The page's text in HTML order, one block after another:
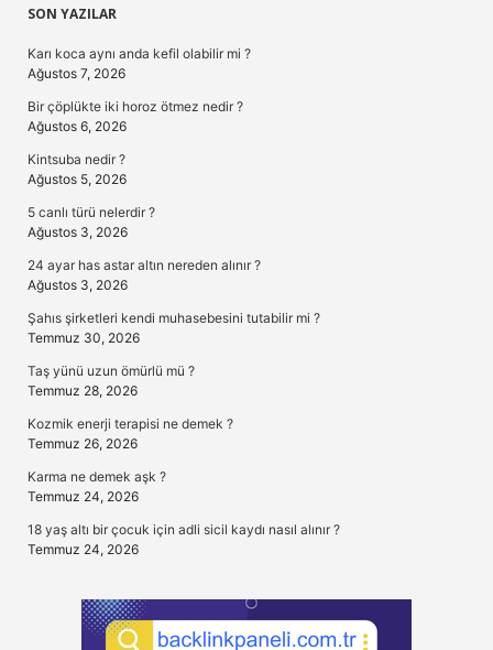
Sidebar
SON YAZILAR
Karı koca aynı anda kefil olabilir mi ?
Ağustos 7, 2026
Bir çöplükte iki horoz ötmez nedir ?
Ağustos 6, 2026
Kintsuba nedir ?
Ağustos 5, 2026
5 canlı türü nelerdir ?
Ağustos 3, 2026
24 ayar has astar altın nereden alınır ?
Ağustos 3, 2026
Şahıs şirketleri kendi muhasebesini tutabilir mi ?
Temmuz 30, 2026
Taş yünü uzun ömürlü mü ?
Temmuz 28, 2026
Kozmik enerji terapisi ne demek ?
Temmuz 26, 2026
Karma ne demek aşk ?
Temmuz 24, 2026
18 yaş altı bir çocuk için adli sicil kaydı nasıl alınır ?
Temmuz 24, 2026